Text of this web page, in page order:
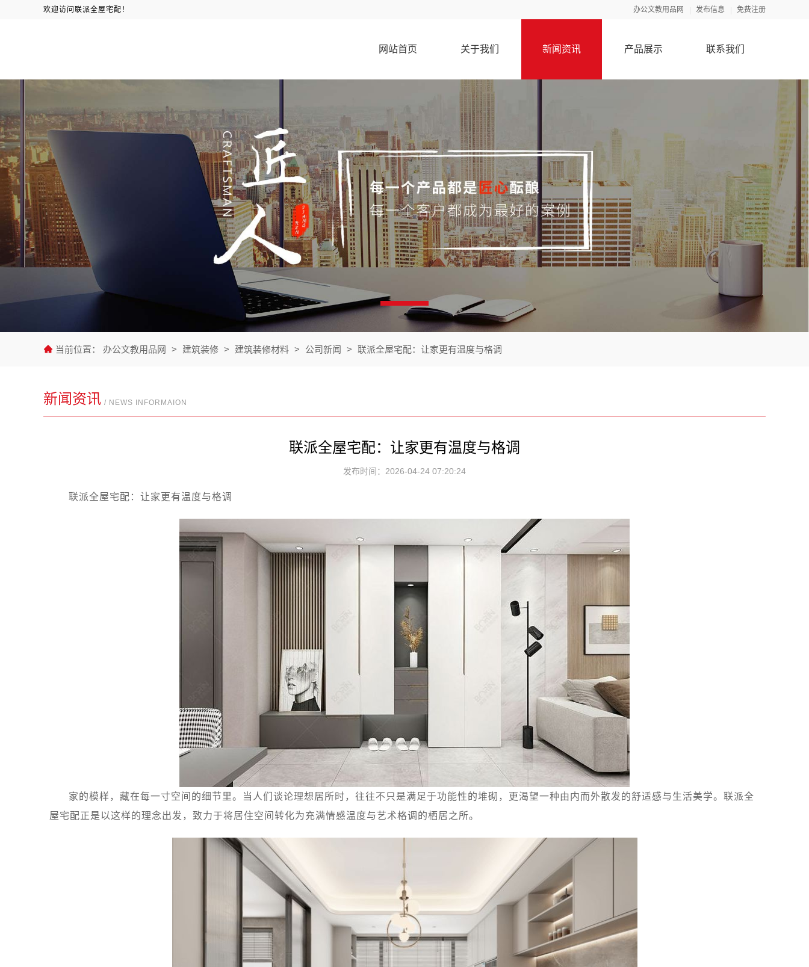
欢迎访问联派全屋宅配！ 办公文教用品网 发布信息 免费注册
网站首页 关于我们 新闻资讯 产品展示 联系我们
当前位置： 办公文教用品网 > 建筑装修 > 建筑装修材料 > 公司新闻 > 联派全屋宅配：让家更有温度与格调
新闻资讯 / NEWS INFORMAION
联派全屋宅配：让家更有温度与格调
发布时间：2026-04-24 07:20:24
联派全屋宅配：让家更有温度与格调
家的模样，藏在每一寸空间的细节里。当人们谈论理想居所时，往往不只是满足于功能性的堆砌，更渴望一种由内而外散发的舒适感与生活美学。联派全
屋宅配正是以这样的理念出发，致力于将居住空间转化为充满情感温度与艺术格调的栖居之所。